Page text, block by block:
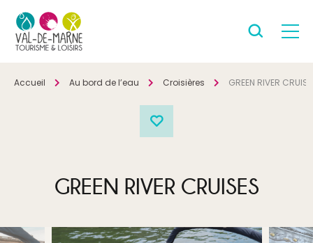
Accueil Au bord de l’eau Croisières GREEN RIVER
GREEN RIVER CRUISES